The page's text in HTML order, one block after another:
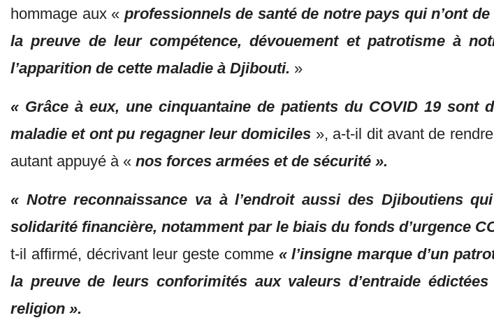
hommage aux « professionnels de santé de notre pays qui n’ont de
la preuve de leur compétence, dévouement et patrotisme à
l’apparition de cette maladie à Djibouti. »
« Grâce à eux, une cinquantaine de patients du COVID 19 sont
maladie et ont pu regagner leur domiciles », a-t-il dit avant de
autant appuyé à « nos forces armées et de sécurité ».
« Notre reconnaissance va à l’endroit aussi des Djiboutiens
solidarité financière, notamment par le biais du fonds d’urgence
t-il affirmé, décrivant leur geste comme « l’insigne marque d’un
la preuve de leurs conforimités aux valeurs d’entraide
religion ».